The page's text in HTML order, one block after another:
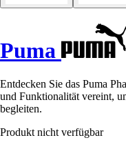
Puma
Entdecken Sie das Puma
und Funktionalität vereint,
begleiten.
Produkt nicht verfügbar